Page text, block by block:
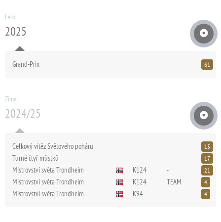
Léto
2025
Grand-Prix 61
Zima
2024/25
Celkový vítěz Světového poháru 13
Turné čtyř můstků 17
Mistrovství světa Trondheim K124 - 21
Mistrovství světa Trondheim K124 TEAM 4
Mistrovství světa Trondheim K94 - 4